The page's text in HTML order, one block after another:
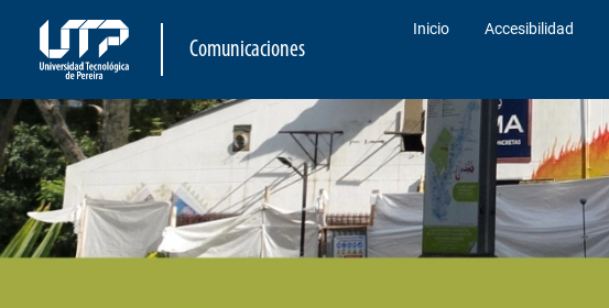
Comunicaciones
Inicio Accesibilidad